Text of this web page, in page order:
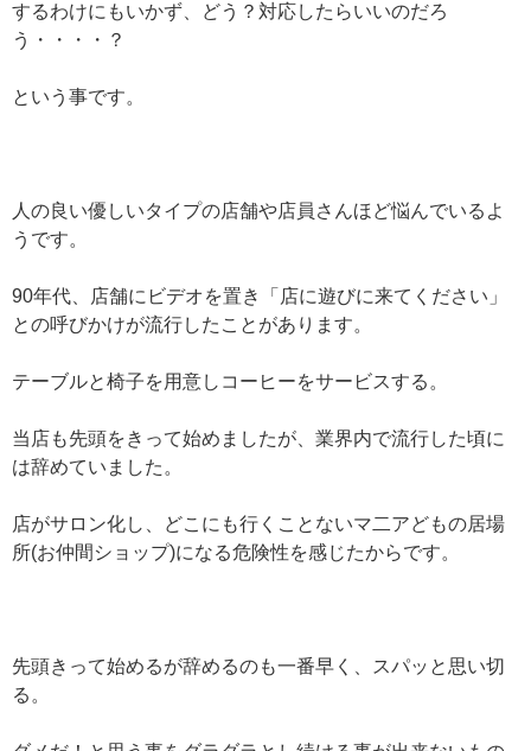
するわけにもいかず、どう？対応したらいいのだろ
う・・・・？
という事です。
人の良い優しいタイプの店舗や店員さんほど悩んでいるよ
うです。
90年代、店舗にビデオを置き「店に遊びに来てください」
との呼びかけが流行したことがあります。
テーブルと椅子を用意しコーヒーをサービスする。
当店も先頭をきって始めましたが、業界内で流行した頃に
は辞めていました。
店がサロン化し、どこにも行くことないマ二アどもの居場
所(お仲間ショップ)になる危険性を感じたからです。
先頭きって始めるが辞めるのも一番早く、スパッと思い切
る。